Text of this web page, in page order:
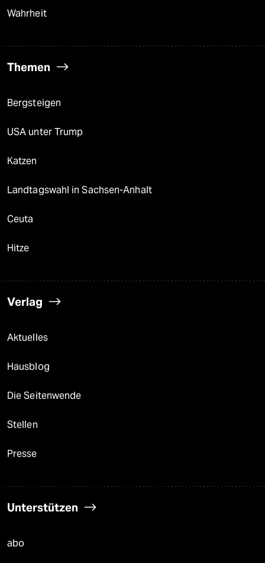
Wahrheit
Themen
Bergsteigen
USA unter Trump
Katzen
Landtagswahl in Sachsen-Anhalt
Ceuta
Hitze
Verlag
Aktuelles
Hausblog
Die Seitenwende
Stellen
Presse
Unterstützen
abo